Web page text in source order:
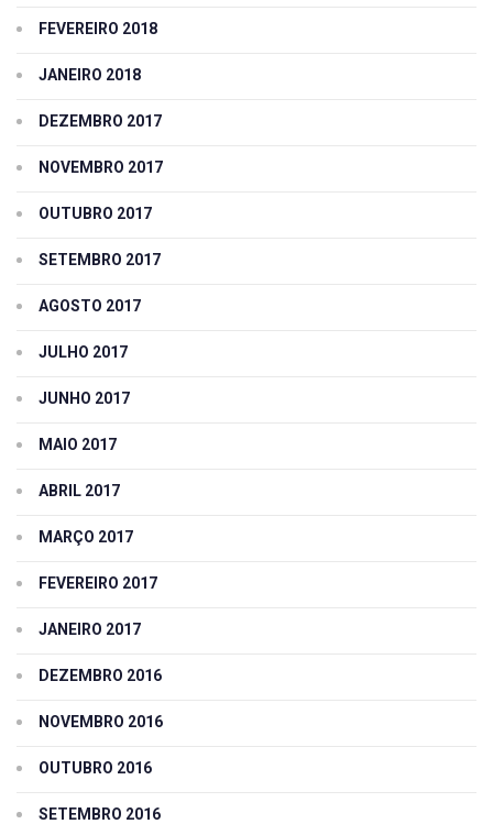
FEVEREIRO 2018
JANEIRO 2018
DEZEMBRO 2017
NOVEMBRO 2017
OUTUBRO 2017
SETEMBRO 2017
AGOSTO 2017
JULHO 2017
JUNHO 2017
MAIO 2017
ABRIL 2017
MARÇO 2017
FEVEREIRO 2017
JANEIRO 2017
DEZEMBRO 2016
NOVEMBRO 2016
OUTUBRO 2016
SETEMBRO 2016